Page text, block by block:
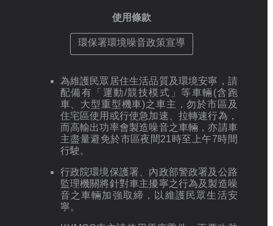
使用條款
環保署環境噪音政策宣導
為維護民眾居住生活品質及環境安寧，請
配備有「運動/競技模式」等車輛(含跑
車、大型重型機車)之車主，勿於市區及
住宅區使用或行使急加速、拉轉速行為，
而高輸出功率會製造噪音之車輛，亦請車
主盡量避免於市區夜間21時至上午7時間
行駛。
行政院環境保護署、內政部警政署及公路
監理機關將針對車主擾寧之行為及製造噪
音之車輛加強取締，以維護民眾生活安
寧。